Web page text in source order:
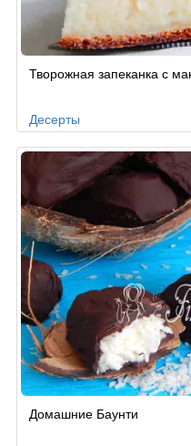
Творожная запеканка с
Десерты
Домашние Баунти